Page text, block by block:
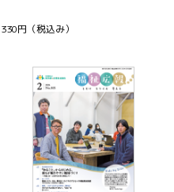
330円 （税込み）